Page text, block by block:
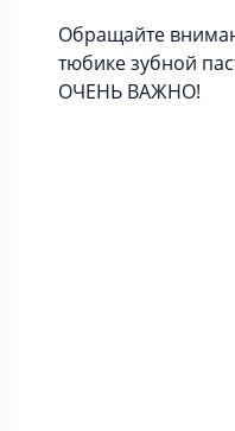
Обращайте
тюбике зубной
ОЧЕНЬ ВАЖНО!